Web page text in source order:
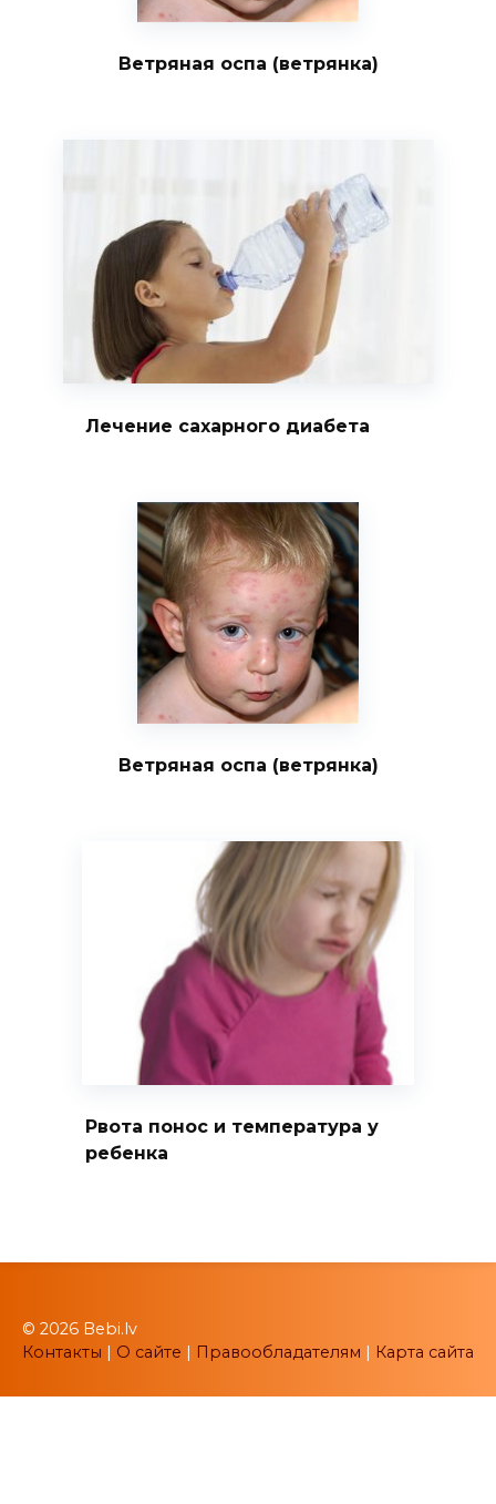
Ветряная оспа (ветрянка)
Лечение сахарного диабета
Ветряная оспа (ветрянка)
Рвота понос и температура у
ребенка
© 2026 Bebi.lv
Контакты
О сайте Правообладателям Карта сайта